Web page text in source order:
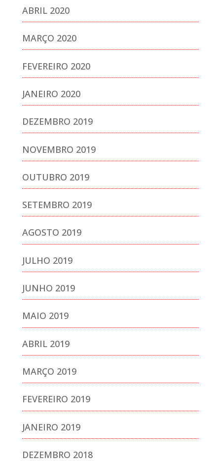
ABRIL 2020
MARÇO 2020
FEVEREIRO 2020
JANEIRO 2020
DEZEMBRO 2019
NOVEMBRO 2019
OUTUBRO 2019
SETEMBRO 2019
AGOSTO 2019
JULHO 2019
JUNHO 2019
MAIO 2019
ABRIL 2019
MARÇO 2019
FEVEREIRO 2019
JANEIRO 2019
DEZEMBRO 2018